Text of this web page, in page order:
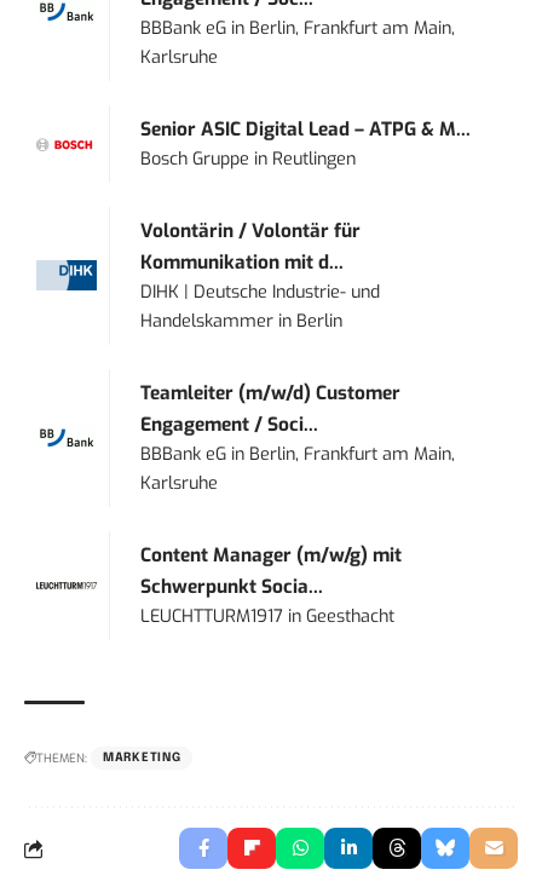
BBBank eG in Berlin, Frankfurt am Main,
Karlsruhe
Senior ASIC Digital Lead – ATPG & M...
Bosch Gruppe in Reutlingen
Volontärin / Volontär für
Kommunikation mit d...
DIHK | Deutsche Industrie- und
Handelskammer in Berlin
Teamleiter (m/w/d) Customer
Engagement / Soci...
BBBank eG in Berlin, Frankfurt am Main,
Karlsruhe
Content Manager (m/w/g) mit
Schwerpunkt Socia...
LEUCHTTURM1917 inGeesthacht
THEMEN: MARKETING